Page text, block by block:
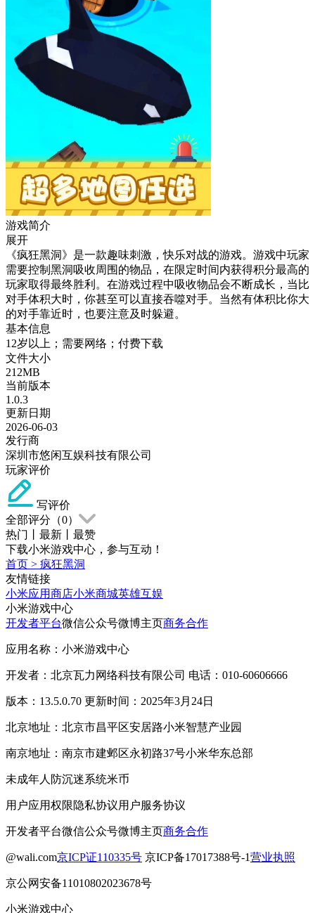
游戏简介
展开
《疯狂黑洞》是一款趣味刺激，快乐对战的游戏。游戏中玩家
需要控制黑洞吸收周围的物品，在限定时间内获得积分最高的
玩家取得最终胜利。在游戏过程中吸收物品会不断成长，当比
对手体积大时，你甚至可以直接吞噬对手。当然有体积比你大
的对手靠近时，也要注意及时躲避。
基本信息
12岁以上；需要网络；付费下载
文件大小
212MB
当前版本
1.0.3
更新日期
2026-06-03
发行商
深圳市悠闲互娱科技有限公司
玩家评价
写评价
全部评分（0）
热门
最新
最赞
下载小米游戏中心，参与互动！
首页 > 疯狂黑洞
友情链接
小米应用商店小米商城英雄互娱
小米游戏中心
开发者平台微信公众号微博主页商务合作
应用名称：小米游戏中心
开发者：北京瓦力网络科技有限公司 电话：010-60606666
版本：13.5.0.70 更新时间：2025年3月24日
北京地址：北京市昌平区安居路小米智慧产业园
南京地址：南京市建邺区永初路37号小米华东总部
未成年人防沉迷系统米币
用户应用权限隐私协议用户服务协议
开发者平台微信公众号微博主页商务合作
@wali.com京ICP证110335号 京ICP备17017388号-1营业执照
京公网安备11010802023678号
小米游戏中心